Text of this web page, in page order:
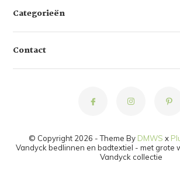
Categorieën
Contact
© Copyright 2026 - Theme By DMWS x
Vandyck bedlinnen en badtextiel - met grote
Vandyck collectie